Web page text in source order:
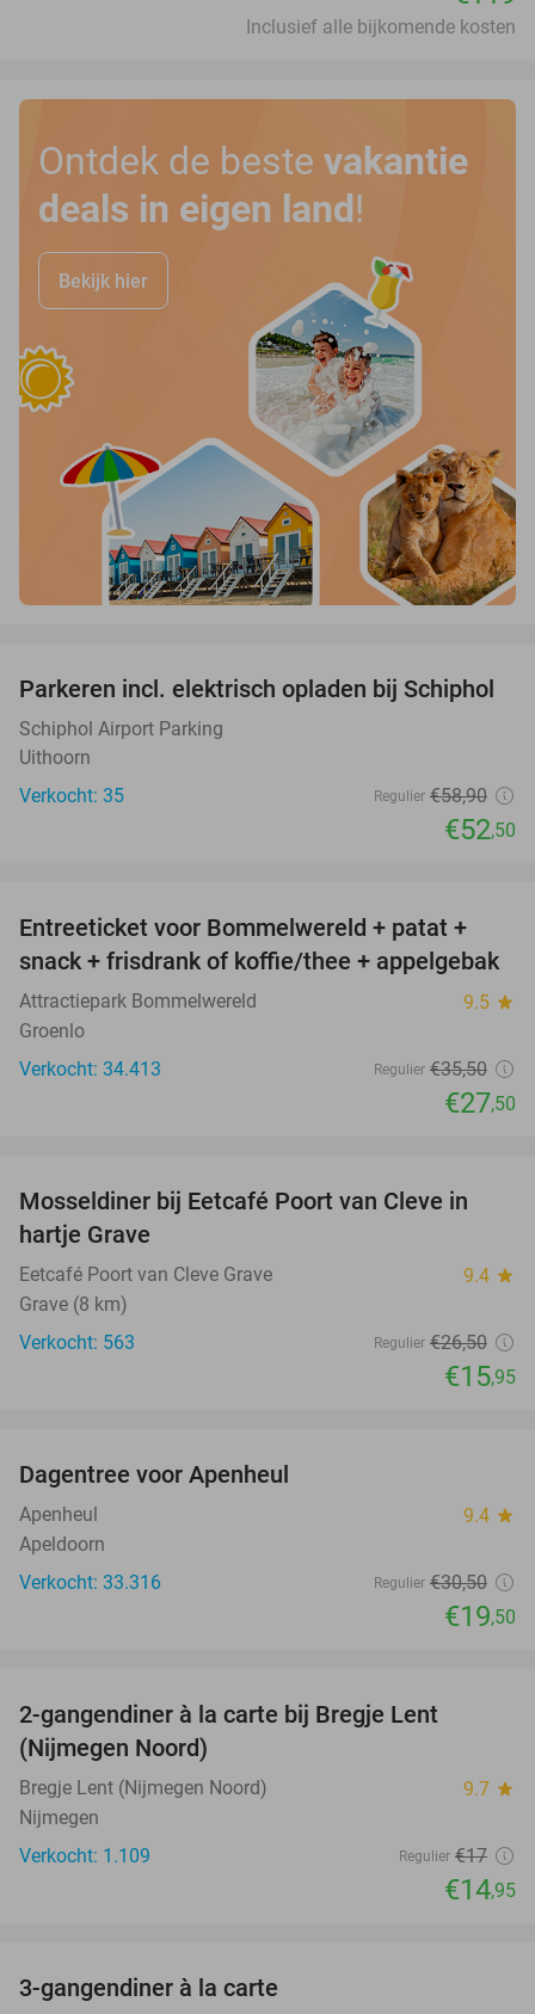
Inclusief alle bijkomende kosten
Ontdek de beste vakantie
deals in eigen land!
Bekijk hier
11%
Parkeren incl. elektrisch opladen bij Schiphol
Schiphol Airport Parking
Uithoorn
Verkocht: 35
Regulier €58,90
€52,50
23%
Entreeticket voor Bommelwereld + patat +
snack + frisdrank of koffie/thee + appelgebak
Attractiepark Bommelwereld 9.5 star
Groenlo
Verkocht: 34.413
Regulier €35,50
€27,50
40%
Mosseldiner bij Eetcafé Poort van Cleve in
hartje Grave
Eetcafé Poort van Cleve Grave 9.4 star
Grave (8 km)
Verkocht: 563
Regulier €26,50
€15,95
Dagentree voor Apenheul
Apenheul 9.4 star
Apeldoorn
Verkocht: 33.316
Regulier €30,50
€19,50
2-gangendiner à la carte bij Bregje Lent
(Nijmegen Noord)
Bregje Lent (Nijmegen Noord) 9.7 star
Nijmegen
Verkocht: 1.109
Regulier €17
€14,95
3-gangendiner à la carte